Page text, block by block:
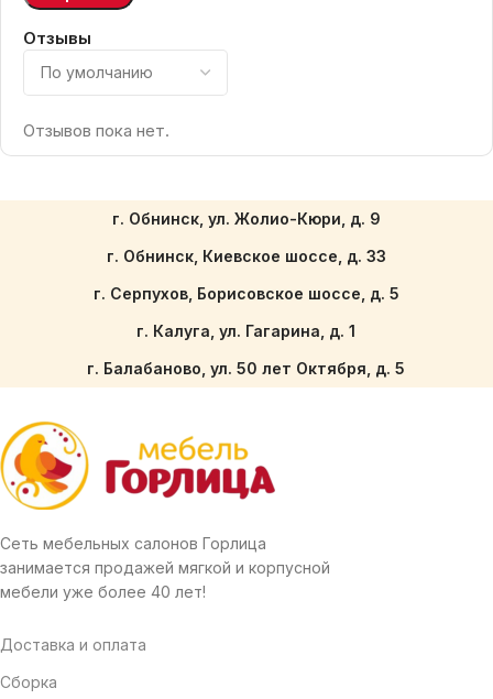
Отзывы
Отзывов пока нет.
г. Обнинск, ул. Жолио-Кюри, д. 9
г. Обнинск, Киевское шоссе, д. 33
г. Серпухов, Борисовское шоссе, д. 5
г. Калуга, ул. Гагарина, д. 1
г. Балабаново, ул. 50 лет Октября, д. 5
Сеть мебельных салонов Горлица
занимается продажей мягкой и корпусной
мебели уже более 40 лет!
Доставка и оплата
Сборка